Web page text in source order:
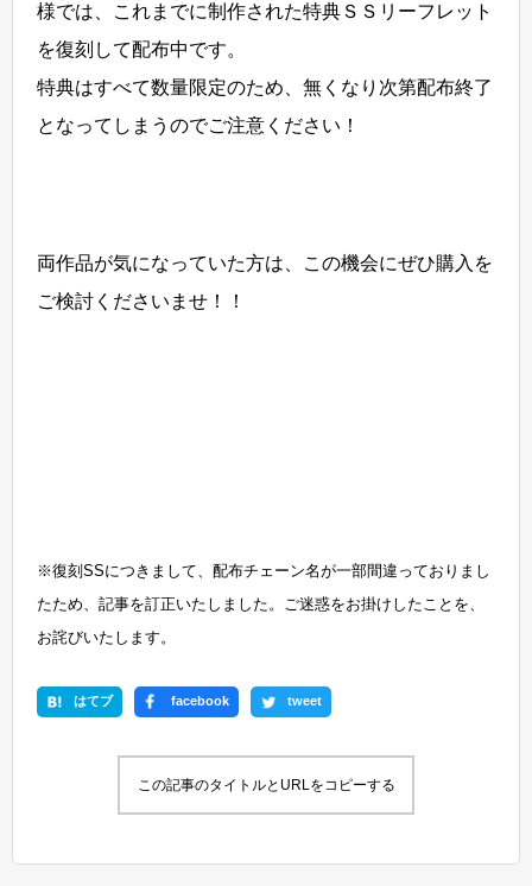
様では、これまでに制作された特典ＳＳリーフレット
を復刻して配布中です。
特典はすべて数量限定のため、無くなり次第配布終了
となってしまうのでご注意ください！
両作品が気になっていた方は、この機会にぜひ購入を
ご検討くださいませ！！
※復刻SSにつきまして、配布チェーン名が一部間違っておりまし
たため、記事を訂正いたしました。ご迷惑をお掛けしたことを、
お詫びいたします。
はてブ facebook tweet
この記事のタイトルとURLをコピーする